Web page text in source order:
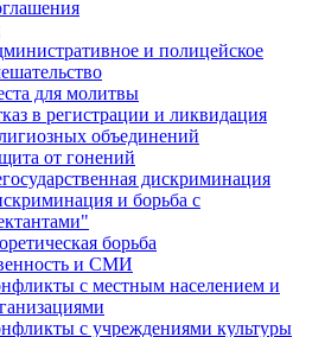
и полицейское
для молитвы
в регистрации и ликвидация
объединений
от гонений
дискриминация
и борьба с
борьба
и СМИ
с местным населением и
с учреждениями культуры